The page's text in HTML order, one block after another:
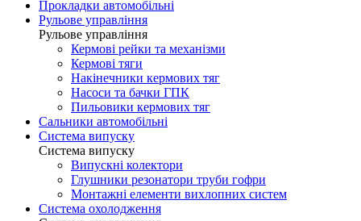
Прокладки автомобільні
Рульове управління
Рульове управління
Кермові рейки та механізми
Кермові тяги
Накінечники кермових тяг
Насоси та бачки ГПК
Пильовики кермових тяг
Сальники автомобільні
Система випуску
Система випуску
Випускні колектори
Глушники резонатори труби гофри
Монтажні елементи вихлопних систем
Система охолодження